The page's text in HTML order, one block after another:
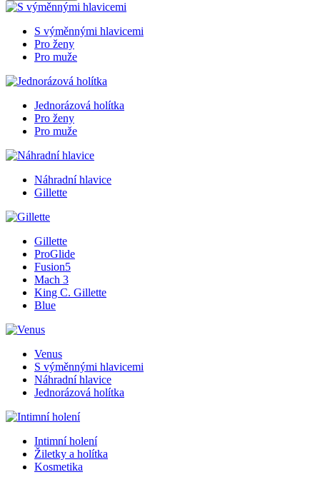
S výměnnými hlavicemi
Pro ženy
Pro muže
Jednorázová holítka
Pro ženy
Pro muže
Náhradní hlavice
Gillette
Gillette
ProGlide
Fusion5
Mach 3
King C. Gillette
Blue
Venus
S výměnnými hlavicemi
Náhradní hlavice
Jednorázová holítka
Intimní holení
Žiletky a holítka
Kosmetika